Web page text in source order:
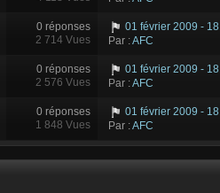
0 réponses
2 714 Vues
01 février 2009 -
Par :AFC
0 réponses
2 576 Vues
01 février 2009 -
Par :AFC
0 réponses
1 848 Vues
01 février 2009 -
Par :AFC